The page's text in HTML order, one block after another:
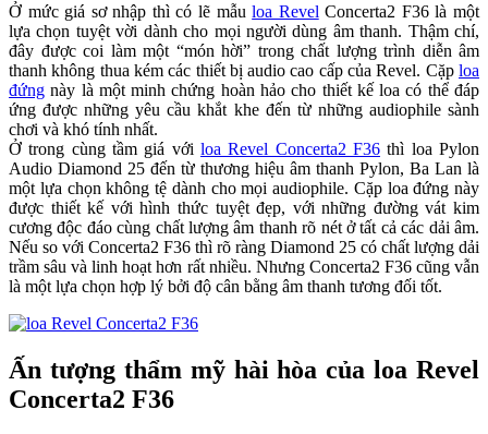
Ở mức giá sơ nhập thì có lẽ mẫuloa Revel Concerta2 F36 là một
lựa chọn tuyệt vời dành cho mọi người dùng âm thanh. Thậm chí,
đây được coi làm một “món hời” trong chất lượng trình diễn âm
thanh không thua kém các thiết bị audio cao cấp của Revel. Cặp loa
đứng này là một minh chứng hoàn hảo cho thiết kế loa có thể đáp
ứng được những yêu cầu khắt khe đến từ những audiophile sành
chơi và khó tính nhất.
Ở trong cùng tầm giá với loa Revel Concerta2 F36 thì loa Pylon
Audio Diamond 25 đến từ thương hiệu âm thanh Pylon, Ba Lan là
một lựa chọn không tệ dành cho mọi audiophile. Cặp loa đứng này
được thiết kế với hình thức tuyệt đẹp, với những đường vát kim
cương độc đáo cùng chất lượng âm thanh rõ nét ở tất cả các dải âm.
Nếu so với Concerta2 F36 thì rõ ràng Diamond 25 có chất lượng dải
trầm sâu và linh hoạt hơn rất nhiều. Nhưng Concerta2 F36 cũng vẫn
là một lựa chọn hợp lý bởi độ cân bằng âm thanh tương đối tốt.
Ấn tượng thẩm mỹ hài hòa của loa Revel
Concerta2 F36